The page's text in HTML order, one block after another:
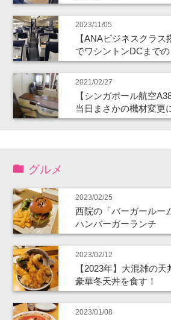
2023/11/05
【ANAビジネスクラ
でワシントンDCまで
2021/02/27
【シンガポール航空
当日まさかの機材変更
グルメ
2023/02/25
西院の「バーガールー
ハンバーガーランチ
2023/02/12
【2023年】大混雑の
豪華冬天丼を食す！
2023/01/08